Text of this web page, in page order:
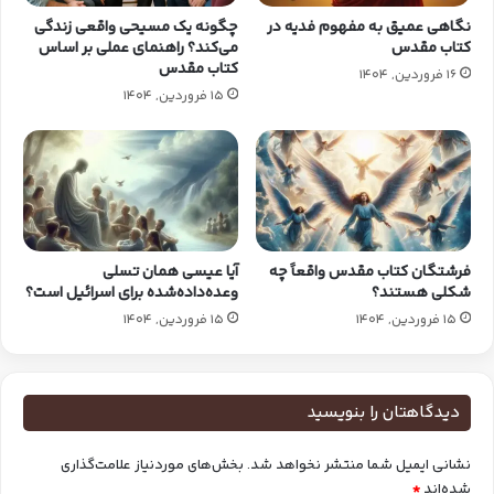
نگاهی عمیق به مفهوم فدیه در
کتاب مقدس
16 فروردین, 1404
چگونه یک مسیحی واقعی زندگی
می‌کند؟ راهنمای عملی بر اساس
کتاب مقدس
15 فروردین, 1404
فرشتگان کتاب‌ مقدس واقعاً چه
شکلی هستند؟
15 فروردین, 1404
آیا عیسی همان تسلی
وعده‌داده‌شده برای اسرائیل است؟
15 فروردین, 1404
دیدگاهتان را بنویسید
نشانی ایمیل شما منتشر نخواهد شد. بخش‌های موردنیاز علامت‌گذاری
شده‌اند *